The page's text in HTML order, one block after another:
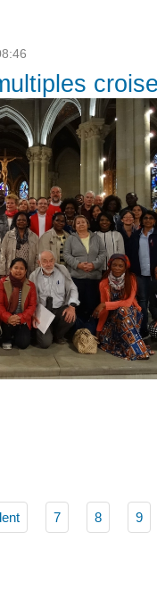
7 8 9